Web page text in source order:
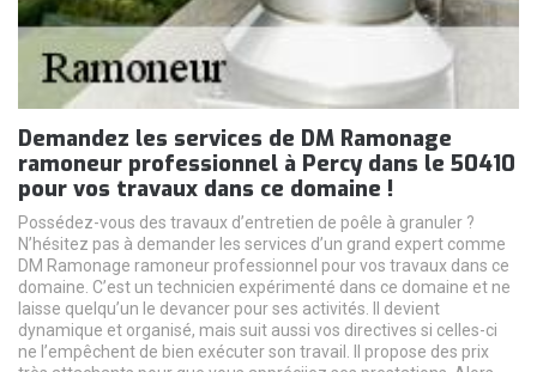
Demandez les services de DM Ramonage
ramoneur professionnel à Percy dans le 50410
pour vos travaux dans ce domaine !
Possédez-vous des travaux d’entretien de poêle à granuler ?
N’hésitez pas à demander les services d’un grand expert comme
DM Ramonage ramoneur professionnel pour vos travaux dans ce
domaine. C’est un technicien expérimenté dans ce domaine et ne
laisse quelqu’un le devancer pour ses activités. Il devient
dynamique et organisé, mais suit aussi vos directives si celles-ci
ne l’empêchent de bien exécuter son travail. Il propose des prix